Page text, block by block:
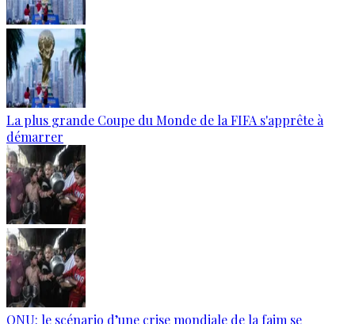
La plus grande Coupe du Monde de la FIFA s'apprête à
démarrer
ONU: le scénario d’une crise mondiale de la faim se